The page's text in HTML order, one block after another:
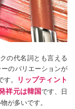
の代名詞とも言える
のバリエーションが
。
リップティント
祥元は韓国です、日
が多いです。